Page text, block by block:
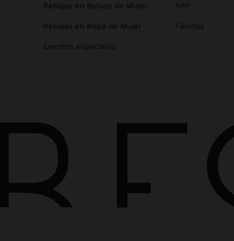
Rebajas en Bolsos de Mujer
Rebajas en Ropa de Mujer
Eventos especiales
APP
Tiendas